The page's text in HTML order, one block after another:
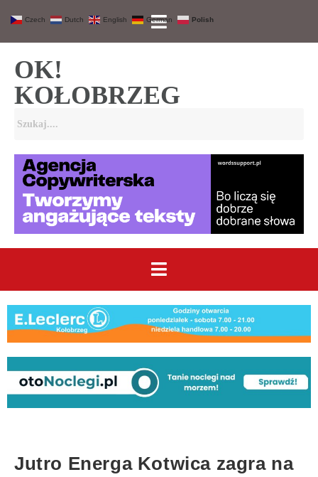
OK!
KOŁOBRZEG
Jutro Energa Kotwica zagra na
Czech Dutch English German Polish